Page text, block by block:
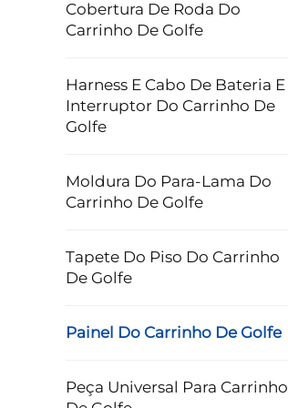
Cobertura De Roda Do
Carrinho De Golfe
Harness E Cabo De Bateria E
Interruptor Do Carrinho De
Golfe
Moldura Do Para-Lama Do
Carrinho De Golfe
Tapete Do Piso Do Carrinho
De Golfe
Painel Do Carrinho De Golfe
Peça Universal Para Carrinho